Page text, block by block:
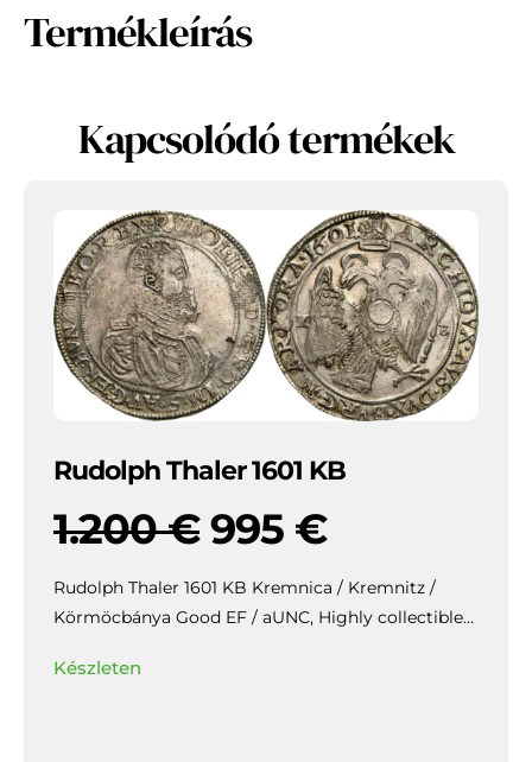
Termékleírás
Kapcsolódó termékek
Rudolph Thaler 1601 KB
1.200€ 995 €
Rudolph Thaler 1601 KB Kremnica / Kremnitz /
Körmöcbánya Good EF / aUNC, Highly collectible
the fields, slightly weakly struck / veretgyenge.
Készleten